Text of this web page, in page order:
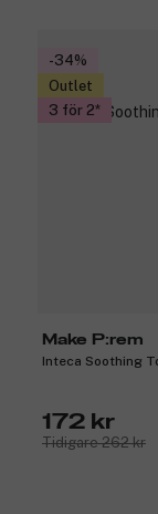
-34%
Outlet
3 för 2
Make P:rem
Inteca Soothing
172 kr
Tidigare 262 kr